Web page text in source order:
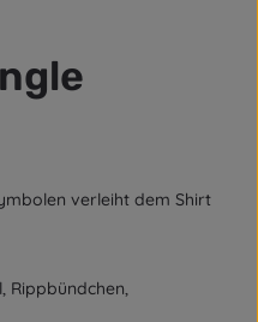
verleiht dem Shirt